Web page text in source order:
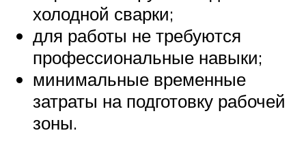
холодной сварки;
для работы не требуются
профессиональные навыки;
минимальные временные
затраты на подготовку рабочей
зоны.